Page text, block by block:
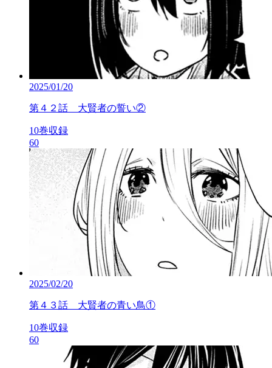
2025/01/20
第４２話 大賢者の誓い②
10巻収録
60
2025/02/20
第４３話 大賢者の青い鳥①
10巻収録
60